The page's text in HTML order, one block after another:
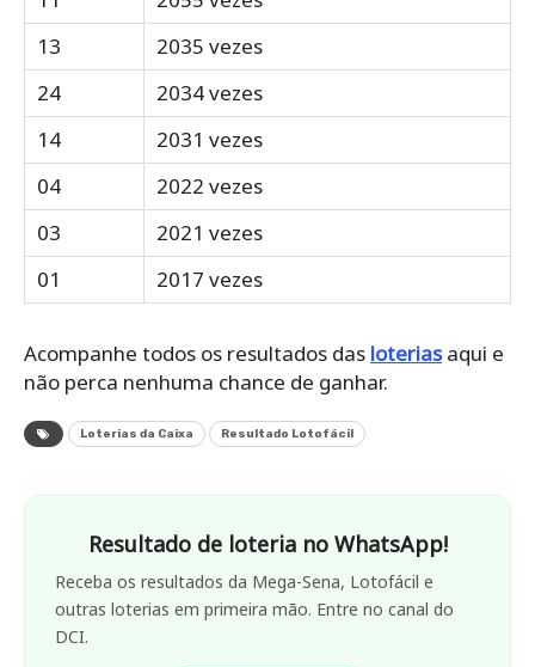
13
2035 vezes
24
2034 vezes
14
2031 vezes
04
2022 vezes
03
2021 vezes
01
2017 vezes
Acompanhe todos os resultados das loteriasaqui e
não perca nenhuma chance de ganhar.
Loterias da Caixa Resultado Lotofácil
Resultado de loteria no WhatsApp!
Receba os resultados da Mega-Sena, Lotofácil e
outras loterias em primeira mão. Entre no canal do
DCI.